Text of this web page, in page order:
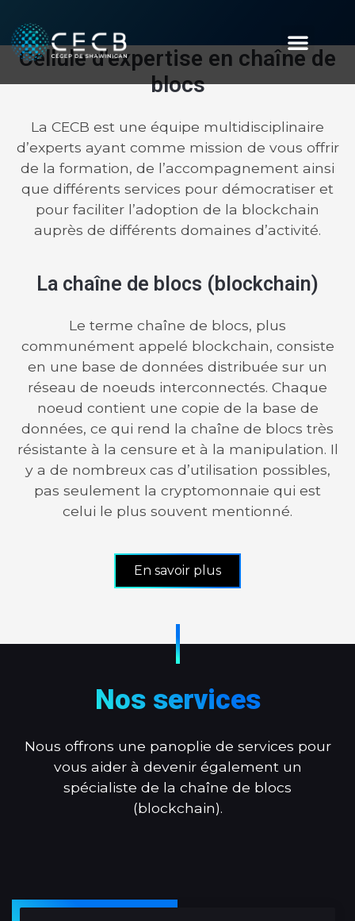
CELLULED'EXPERTISEEN
CHAÎNEDEBLOCS
Exploitez l'énergie de notre réseau
l'avenir.
Propulsée par :
Cellule d'expertise en chaîne de
blocs
La CECB est une équipe multidisciplinaire
d’experts ayant comme mission de vous offrir
de la formation, de l’accompagnement ainsi
que différents services pour démocratiser et
pour faciliter l’adoption de la blockchain
auprès de différents domaines d’activité.
La chaîne de blocs (blockchain)
Le terme chaîne de blocs, plus
communément appelé blockchain, consiste
en une base de données distribuée sur un
réseau de noeuds interconnectés. Chaque
noeud contient une copie de la base de
données, ce qui rend la chaîne de blocs très
résistante à la censure et à la manipulation. Il
y a de nombreux cas d’utilisation possibles,
pas seulement la cryptomonnaie qui est
celui le plus souvent mentionné.
En savoir plus
Nos services
Nous offrons une panoplie de services pour
vous aider à devenir également un
spécialiste de la chaîne de blocs
(blockchain).